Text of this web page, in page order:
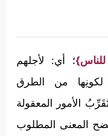
للناس}؛ أي: لأجلهم
لكونِها من الطرق
الأمور المعقولة
المعنى المطلوب